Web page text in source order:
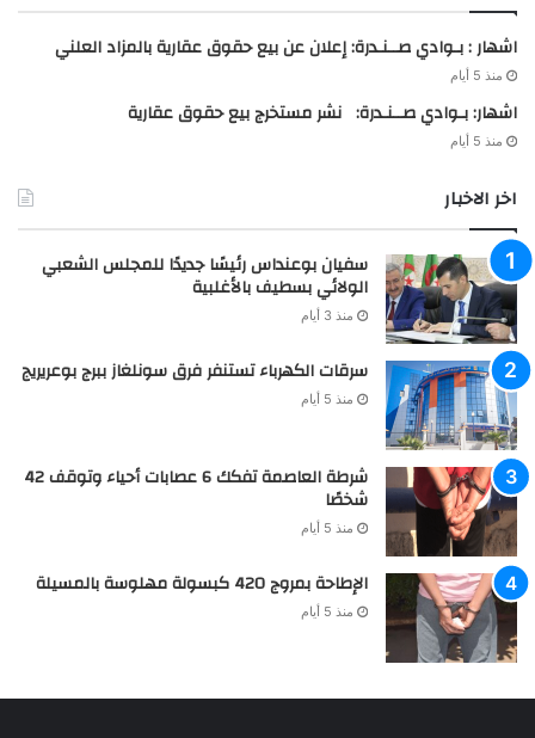
اشهار : بـوادي صــنـدرة: إعلان عن بيع حقوق عقارية بالمزاد العلني
منذ 5 أيام
اشهار: بـوادي صــنـدرة: نشر مستخرج بيع حقوق عقارية
منذ 5 أيام
اخر الاخبار
سفيان بوعنداس رئيسًا جديدًا للمجلس الشعبي
الولائي بسطيف بالأغلبية
منذ 3 أيام
سرقات الكهرباء تستنفر فرق سونلغاز ببرج بوعريريج
منذ 5 أيام
شرطة العاصمة تفكك 6 عصابات أحياء وتوقف 42
شخصًا
منذ 5 أيام
الإطاحة بمروج 420 كبسولة مهلوسة بالمسيلة
منذ 5 أيام